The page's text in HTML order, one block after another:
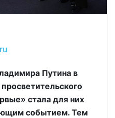
Путина в
стала для них
событием. Тем